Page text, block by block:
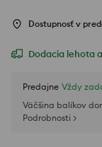
Dostupnosť v
Dodacia lehota
Predajne Vždy
Väčšina balíkov
Podrobnosti >